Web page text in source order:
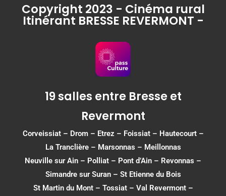
Copyright 2023 - Cinéma rural
Itinérant BRESSE REVERMONT -
19 salles entre Bresse et
Revermont
Corveissiat– Drom– Etrez – Foissiat– Hautecourt–
La Tranclière – Marsonnas – Meillonnas
Neuville sur Ain – Polliat – Pont d’Ain – Revonnas –
Simandre sur Suran– St Etienne du Bois
St Martin du Mont– Tossiat– Val Revermont–